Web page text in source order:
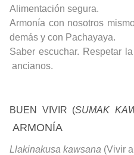
Alimentación segura.
Armonía con nosotros
demás y con Pachayaya.
Saber escuchar. Respetar
ancianos.
BUEN VIVIR (SUMAK
ARMONÍA
Llakinakusa kawsana (Vivir